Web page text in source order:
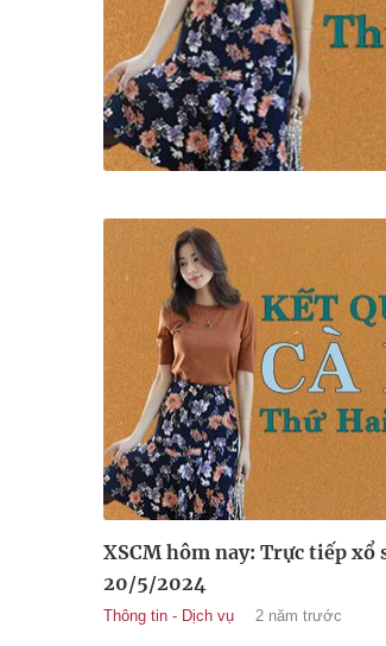
XSCM hôm nay: Trực tiếp xổ
20/5/2024
Thông tin - Dịch vụ 2 năm trước